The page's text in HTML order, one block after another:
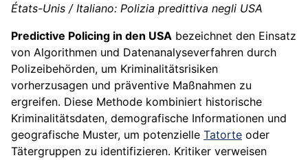
États-Unis / Italiano: Polizia predittiva negli USA
Predictive Policing in den USA bezeichnet den Einsatz
von Algorithmen und Datenanalyseverfahren durch
Polizeibehörden, um Kriminalitätsrisiken
vorherzusagen und präventive Maßnahmen zu
ergreifen. Diese Methode kombiniert historische
Kriminalitätsdaten, demografische Informationen und
geografische Muster, um potenzielle Tatorte oder
Tätergruppen zu identifizieren. Kritiker verweisen